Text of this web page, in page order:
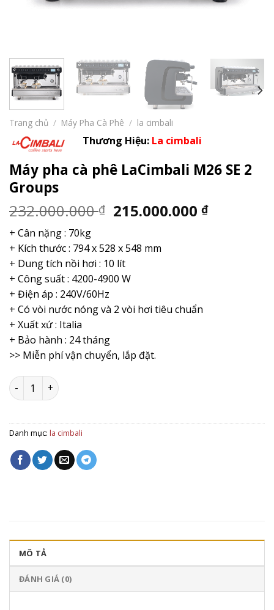
Trang chủ / Máy Pha Cà Phê / la cimbali
Thương Hiệu: La cimbali
Máy pha cà phê LaCimbali M26 SE 2
Groups
232.000.000₫ Giá
là:
232.000.000 ₫.
215.000.000₫Giá
+ Cân nặng : 70kg
+ Kích thước : 794 x 528 x 548 mm
+ Dung tích nồi hơi : 10 lít
+ Công suất : 4200-4900 W
+ Điện áp : 240V/60Hz
+ Có vòi nước nóng và 2 vòi hơi tiêu chuẩn
+ Xuất xứ : Italia
+ Bảo hành : 24 tháng
>> Miễn phí vận chuyển, lắp đặt.
Máy pha cà phê LaCimbali M26 SE 2 Groups số lượng
Danh mục: la cimbali
MÔ TẢ
ĐÁNH GIÁ (0)